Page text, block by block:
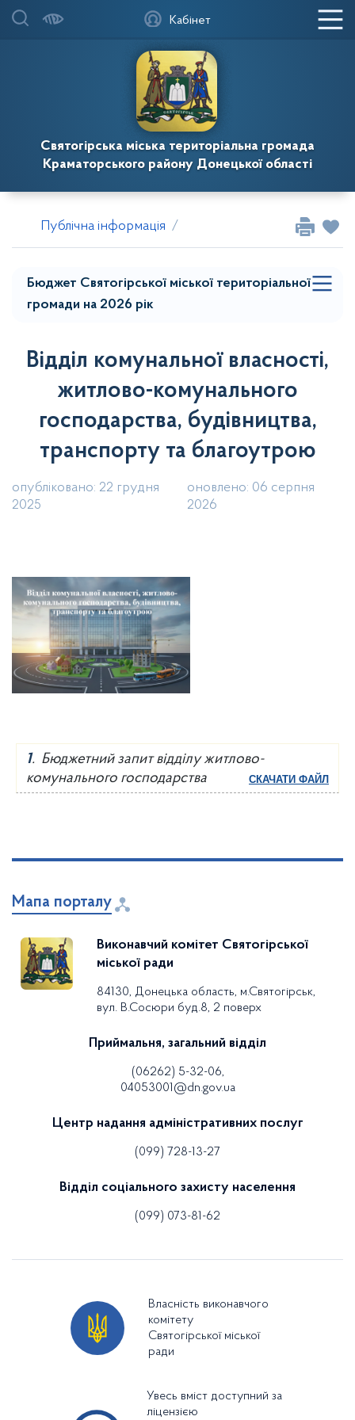
Святогірська міська територіальна громада
Краматорського району Донецької області
Кабінет
Публічна інформація Бюджет
Відділ комунальної власності,
житлово-комунального
господарства, будівництва,
транспорту та благоутрою
опубліковано: 22 грудня
2025
оновлено: 06 серпня
2026
1. Бюджетний запит відділу житлово-
комунального господарства
СКАЧАТИ ФАЙЛ
Бюджет Святогірської міської територіальної
громади на 2026 рік
Звіти про виконання паспортів бюджетних
Фінансова звітність
Паспорти бюджетних програм
Бюджет Святогірської міської територіальної
громади на 2025 рік
Прогноз бюджету Святогірської міської
територіальної громади на 2027-2029 роки
Мапа порталу
Виконавчий комітет Святогірської
міської ради
84130, Донецька область, м.Святогірськ,
вул. В.Сосюри буд.8, 2 поверх
Приймальня, загальний відділ
(06262) 5-32-06,
04053001@dn.gov.ua
Центр надання адміністративних послуг
(099) 728-13-27
Відділ соціального захисту населення
(099) 073-81-62
Власність виконавчого
комітету
Святогірської міської
ради
Увесь вміст доступний за
ліцензією